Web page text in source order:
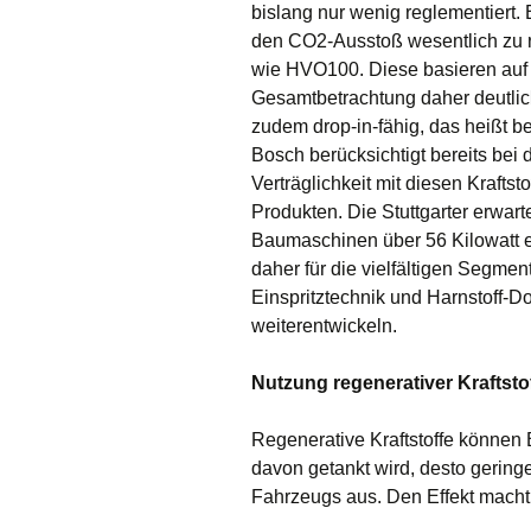
bislang nur wenig reglementiert.
den CO2-Ausstoß wesentlich zu
wie HVO100. Diese basieren
Gesamtbetrachtung daher
zudem drop-in-fähig, das heißt
Bosch berücksichtigt bereits bei
Verträglichkeit mit diesen
Produkten. Die Stuttgarter
Baumaschinen über 56 Kilowatt
daher für die vielfältigen
Einspritztechnik und Harnstoff-
weiterentwickeln.
Nutzung regenerativer
Regenerative Kraftstoffe
davon getankt wird, desto
Fahrzeugs aus. Den Effekt